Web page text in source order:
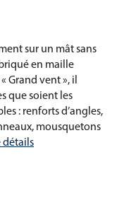
sur un mât sans
en maille
Grand vent », il
que soient les
: renforts d’angles,
mousquetons
détails